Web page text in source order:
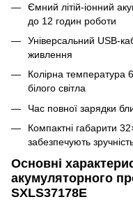
Ємний літій-іонний
до 12 годин роботи
Універсальний USB-
живлення
Колірна температура
білого світла
Час повної зарядки
Компактні габарити
забезпечують
Основні
акумуляторного
SXLS37178E